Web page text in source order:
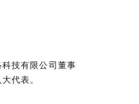
技有限公司董事
代表。